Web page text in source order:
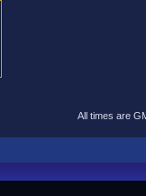
All times are